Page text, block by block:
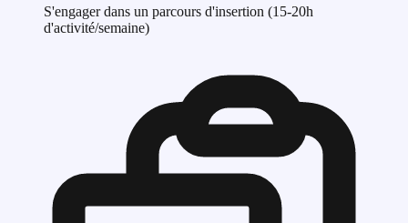
S'engager dans un parcours d'insertion (15-20h
d'activité/semaine)